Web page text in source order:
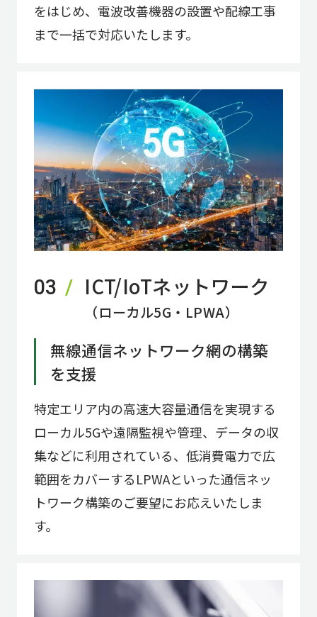
をはじめ、電波改善機器の設置や配線工事
まで一括で対応いたします。
03 ICT/IoTネットワーク
（ローカル5G・LPWA）
無線通信ネットワーク網の構築
を支援
特定エリア内の高速大容量通信を実現する
ローカル5Gや遠隔監視や管理、データの収
集などに利用されている、低消費電力で広
範囲をカバーするLPWAといった通信ネッ
トワーク構築のご要望にお応えいたしま
す。